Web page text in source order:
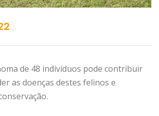
de 48 indivíduos pode contribuir
as doenças destes felinos e